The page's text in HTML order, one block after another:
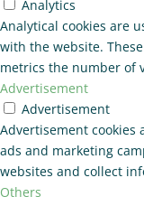
Analytics
Analytical cookies are
with the website.
metrics the number of
Advertisement
Advertisement
Advertisement
ads and marketing
websites and collect
Others